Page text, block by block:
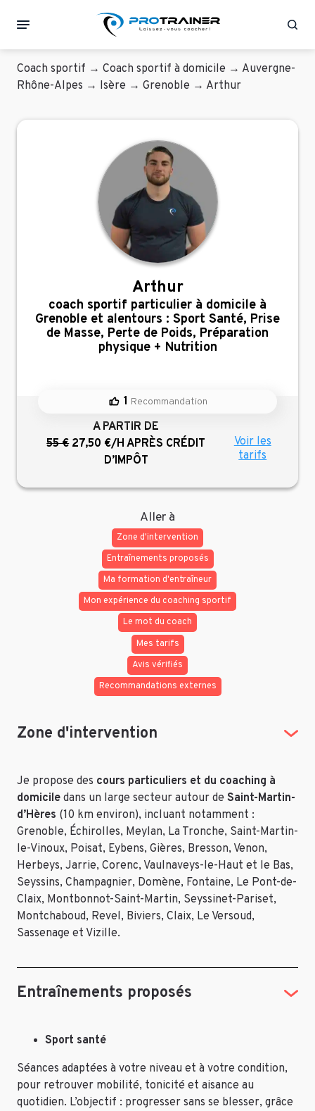
Coach sportif → Coach sportif à domicile → Auvergne-
Rhône-Alpes → Isère → Grenoble → Arthur
Arthur
coach sportif particulier à domicile à
Grenoble et alentours : Sport Santé, Prise
de Masse, Perte de Poids, Préparation
physique + Nutrition
1 Recommandation
A PARTIR DE
55 €27,50 €/HAPRÈS CRÉDIT
D’IMPÔT
Voir les
tarifs
Aller à
Zone d'intervention
Entraînements proposés
Ma formation d'entraîneur
Mon expérience du coaching sportif
Le mot du coach
Mes tarifs
Avis vérifiés
Recommandations externes
Zone d'intervention
Je propose des cours particuliers et du coaching à
domicile dans un large secteur autour de Saint-Martin-
d’Hères (10 km environ), incluant notamment :
Grenoble, Échirolles, Meylan, La Tronche, Saint-Martin-
le-Vinoux, Poisat, Eybens, Gières, Bresson, Venon,
Herbeys, Jarrie, Corenc, Vaulnaveys-le-Haut et le Bas,
Seyssins, Champagnier, Domène, Fontaine, Le Pont-de-
Claix, Montbonnot-Saint-Martin, Seyssinet-Pariset,
Montchaboud, Revel, Biviers, Claix, Le Versoud,
Sassenage et Vizille.
Entraînements proposés
Sport santé
Séances adaptées à votre niveau et à votre condition,
pour retrouver mobilité, tonicité et aisance au
quotidien. L’objectif : progresser sans se blesser, grâce